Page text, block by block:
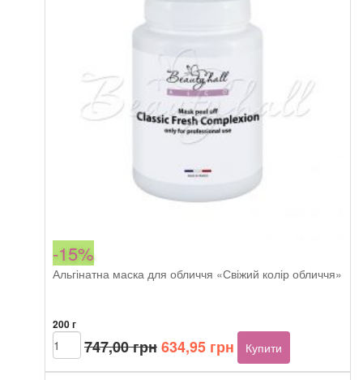
-15%
Альгінатна маска для обличчя «Свіжий колір обличчя»
200 г
747,00грнОригінальна
ціна:
634,95 грнПоточна
ціна:
Beautyhall
ALGO
peel
Купити